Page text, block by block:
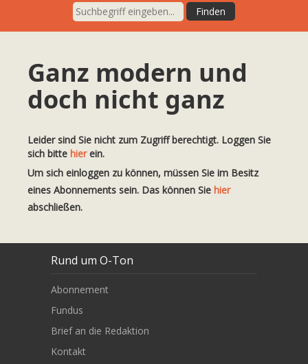
Ganz modern und
doch nicht ganz
Leider sind Sie nicht zum Zugriff berechtigt. Loggen Sie
sich bitte hierein.
Um sich einloggen zu können, müssen Sie im Besitz
eines Abonnements sein. Das können Sie hier
abschließen.
Rund um O-Ton
Abonnement
Fundus
Brief an die Redaktion
Kontakt